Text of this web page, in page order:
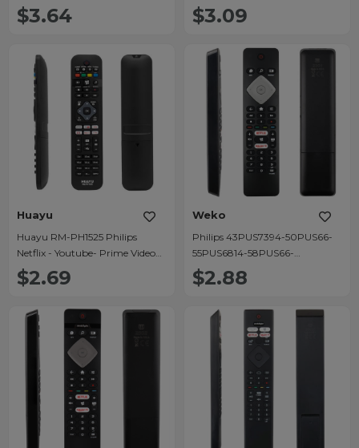
Mikrofonlu LCD - Led TV
Kumanda
$3.64
Kumandası
$3.09
Huayu
Huayu RM-PH1525 Philips
Netflix - Youtube- Prime Video
Tuşlu Universal Lcd-Led Tv
Kumanda
$2.69
Weko
Philips 43PUS7394-50PUS66-
55PUS6814-58PUS66-
65PUS6754-70PUS6704-
BRC0884301-01 Netflix-
Kumanda
$2.88